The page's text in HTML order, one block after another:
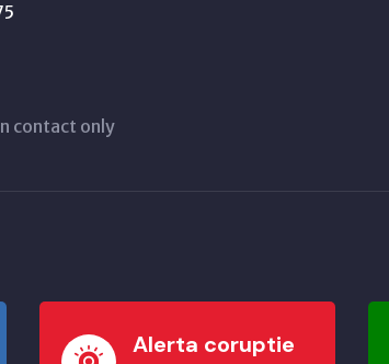
contact only
Alerta coruptie